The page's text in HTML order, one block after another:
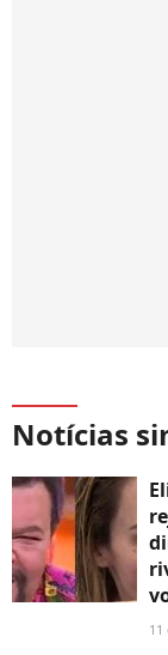
Notícias
11